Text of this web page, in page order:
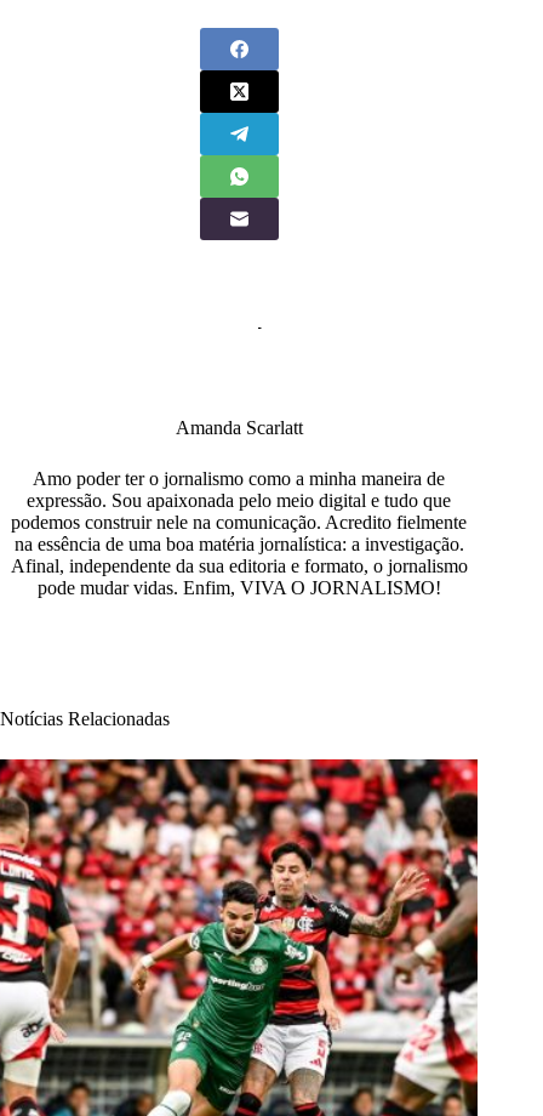
Amanda Scarlatt
Amo poder ter o jornalismo como a minha maneira de
expressão. Sou apaixonada pelo meio digital e tudo que
podemos construir nele na comunicação. Acredito fielmente
na essência de uma boa matéria jornalística: a investigação.
Afinal, independente da sua editoria e formato, o jornalismo
pode mudar vidas. Enfim, VIVA O JORNALISMO!
Notícias Relacionadas